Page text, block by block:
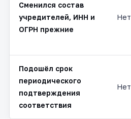
Сменился состав
учредителей, ИНН и
ОГРН прежние
Нет
Подошёл срок
периодического
подтверждения
соответствия
Нет